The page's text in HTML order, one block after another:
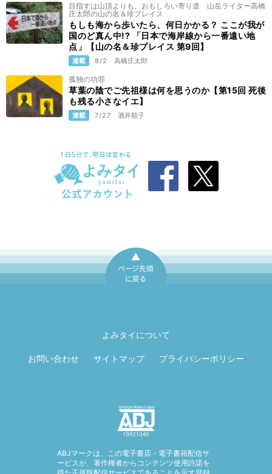
目指すは山頂よりも、おもしろい寄り道 山岳ライター高橋
庄太郎の山の名＆珍プレイス
もしも海から歩いたら、何日かかる？ ここが我が
国のど真ん中!? 「日本で海岸線から一番遠い地
点」【山の名＆珍プレイス 第9回】
連載 8/2 高橋庄太郎
孤独の功罪
草葉の陰でご先祖様は何を思うのか【第15回 死後
も残る小さなイエ】
連載 7/27 酒井順子
よみタイについて
お問い合わせ サイトマップ プライバシーポリシー
ABJマークは、この電子書店・電子書籍配信サ
ービスが、著作権者からコンテンツ使用許諾を